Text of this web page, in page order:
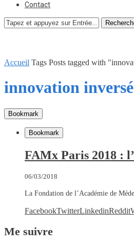
Contact
Accueil Tags Posts tagged with
innovation
Bookmark
Bookmark
FAMx Paris 2018 :
06/03/2018
La Fondation de l’Académie de
FacebookTwitterLinkedinReddit
Me suivre